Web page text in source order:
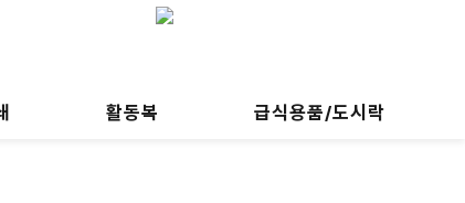
활동복 급식용품/도시락